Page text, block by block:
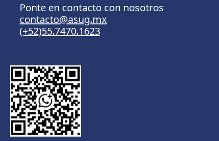
Ponte en contacto con nosotros
contacto@asug.mx
(+52)55.7470.1623